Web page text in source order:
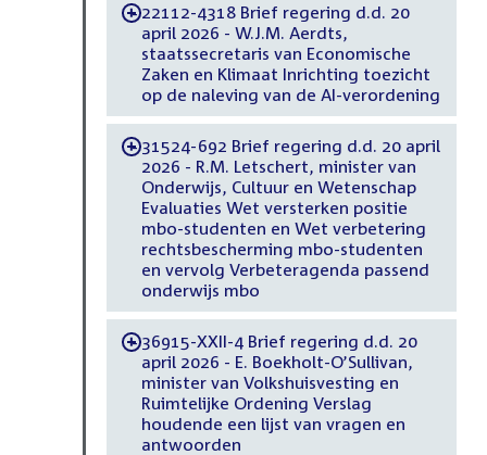
-22112-4318 Brief regering d.d. 20
april 2026 - W.J.M. Aerdts,
staatssecretaris van Economische
Zaken en Klimaat Inrichting toezicht
op de naleving van de AI-verordening
-31524-692 Brief regering d.d. 20 april
2026 - R.M. Letschert, minister van
Onderwijs, Cultuur en Wetenschap
Evaluaties Wet versterken positie
mbo-studenten en Wet verbetering
rechtsbescherming mbo-studenten
en vervolg Verbeteragenda passend
onderwijs mbo
-36915-XXII-4 Brief regering d.d. 20
april 2026 - E. Boekholt-O’Sullivan,
minister van Volkshuisvesting en
Ruimtelijke Ordening Verslag
houdende een lijst van vragen en
antwoorden